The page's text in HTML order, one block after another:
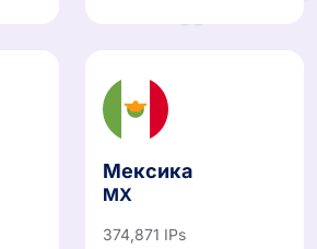
Мексика
MX
374,871 IPs